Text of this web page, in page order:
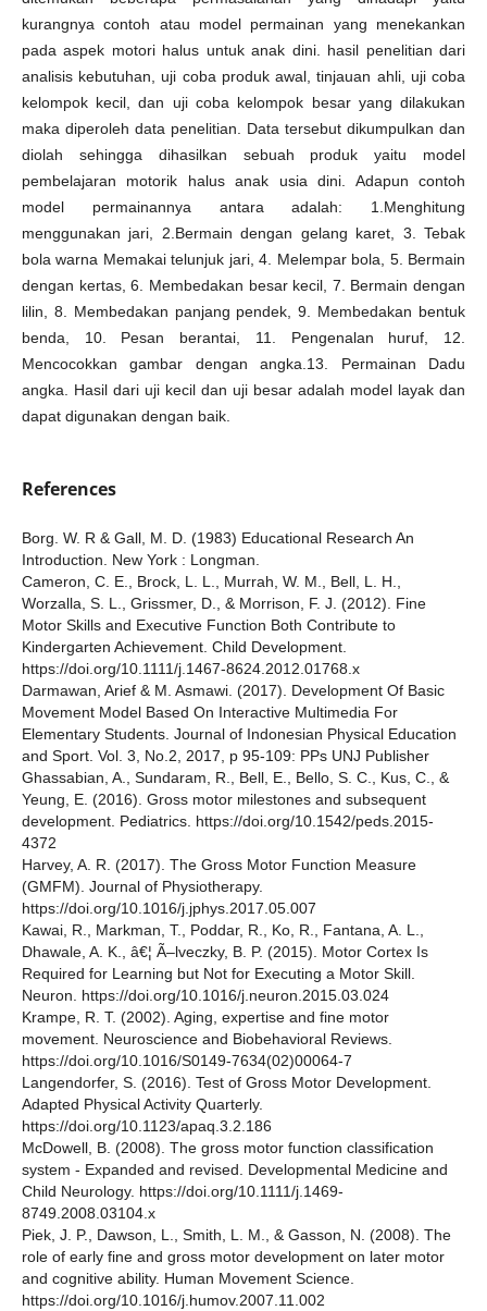
kurangnya contoh atau model permainan yang menekankan
pada aspek motori halus untuk anak dini. hasil penelitian dari
analisis kebutuhan, uji coba produk awal, tinjauan ahli, uji coba
kelompok kecil, dan uji coba kelompok besar yang dilakukan
maka diperoleh data penelitian. Data tersebut dikumpulkan dan
diolah sehingga dihasilkan sebuah produk yaitu model
pembelajaran motorik halus anak usia dini. Adapun contoh
model permainannya antara adalah: 1.Menghitung
menggunakan jari, 2.Bermain dengan gelang karet, 3. Tebak
bola warna Memakai telunjuk jari, 4. Melempar bola, 5. Bermain
dengan kertas, 6. Membedakan besar kecil, 7. Bermain dengan
lilin, 8. Membedakan panjang pendek, 9. Membedakan bentuk
benda, 10. Pesan berantai, 11. Pengenalan huruf, 12.
Mencocokkan gambar dengan angka.13. Permainan Dadu
angka. Hasil dari uji kecil dan uji besar adalah model layak dan
dapat digunakan dengan baik.
References
Borg. W. R & Gall, M. D. (1983) Educational Research An
Introduction. New York : Longman.
Cameron, C. E., Brock, L. L., Murrah, W. M., Bell, L. H.,
Worzalla, S. L., Grissmer, D., & Morrison, F. J. (2012). Fine
Motor Skills and Executive Function Both Contribute to
Kindergarten Achievement. Child Development.
https://doi.org/10.1111/j.1467-8624.2012.01768.x
Darmawan, Arief & M. Asmawi. (2017). Development Of Basic
Movement Model Based On Interactive Multimedia For
Elementary Students. Journal of Indonesian Physical Education
and Sport. Vol. 3, No.2, 2017, p 95-109: PPs UNJ Publisher
Ghassabian, A., Sundaram, R., Bell, E., Bello, S. C., Kus, C., &
Yeung, E. (2016). Gross motor milestones and subsequent
development. Pediatrics. https://doi.org/10.1542/peds.2015-
4372
Harvey, A. R. (2017). The Gross Motor Function Measure
(GMFM). Journal of Physiotherapy.
https://doi.org/10.1016/j.jphys.2017.05.007
Kawai, R., Markman, T., Poddar, R., Ko, R., Fantana, A. L.,
Dhawale, A. K., â€¦ Ã–lveczky, B. P. (2015). Motor Cortex Is
Required for Learning but Not for Executing a Motor Skill.
Neuron. https://doi.org/10.1016/j.neuron.2015.03.024
Krampe, R. T. (2002). Aging, expertise and fine motor
movement. Neuroscience and Biobehavioral Reviews.
https://doi.org/10.1016/S0149-7634(02)00064-7
Langendorfer, S. (2016). Test of Gross Motor Development.
Adapted Physical Activity Quarterly.
https://doi.org/10.1123/apaq.3.2.186
McDowell, B. (2008). The gross motor function classification
system - Expanded and revised. Developmental Medicine and
Child Neurology. https://doi.org/10.1111/j.1469-
8749.2008.03104.x
Piek, J. P., Dawson, L., Smith, L. M., & Gasson, N. (2008). The
role of early fine and gross motor development on later motor
and cognitive ability. Human Movement Science.
https://doi.org/10.1016/j.humov.2007.11.002